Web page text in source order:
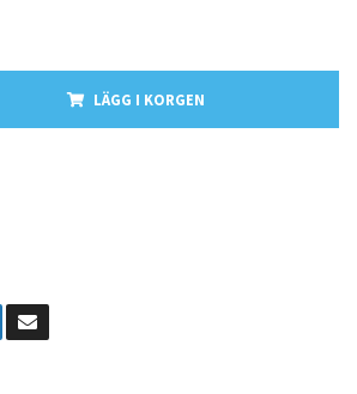
LÄGG I KORGEN